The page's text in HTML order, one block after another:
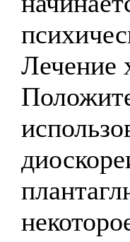
Лечение